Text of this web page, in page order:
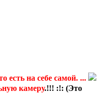
на себе самой. ...
камеру.!!! :!: (Это